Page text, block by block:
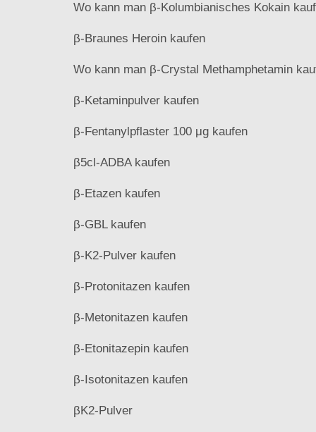
Wo kann man β-Kolumbianisches Kokain
β-Braunes Heroin kaufen
Wo kann man β-Crystal Methamphetamin
β-Ketaminpulver kaufen
β-Fentanylpflaster 100 μg kaufen
β5cl-ADBA kaufen
β-Etazen kaufen
β-GBL kaufen
β-K2-Pulver kaufen
β-Protonitazen kaufen
β-Metonitazen kaufen
β-Etonitazepin kaufen
β-Isotonitazen kaufen
βK2-Pulver